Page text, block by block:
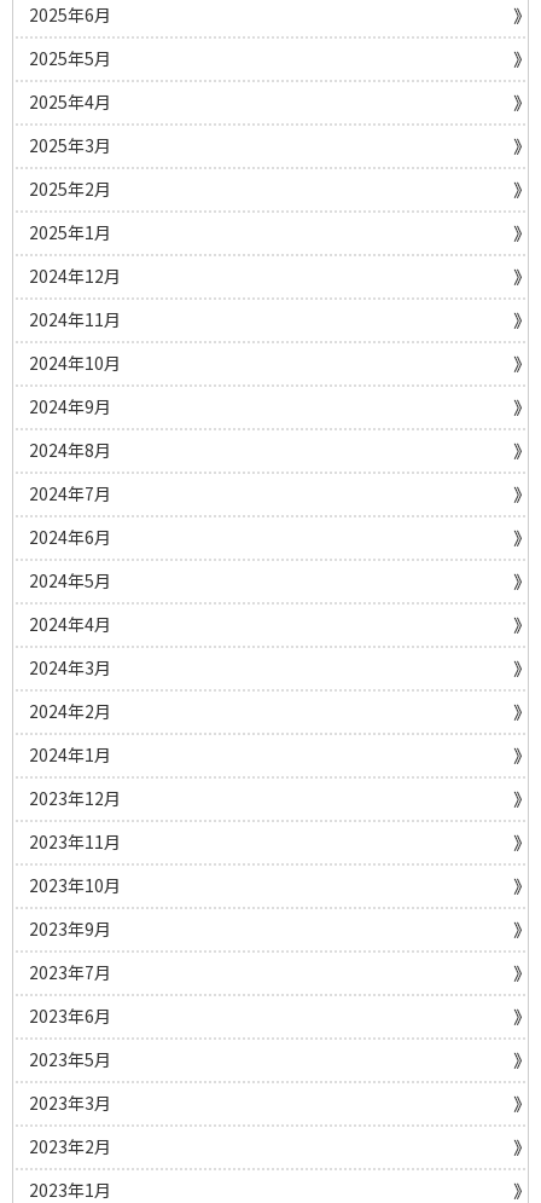
2025年6月
2025年5月
2025年4月
2025年3月
2025年2月
2025年1月
2024年12月
2024年11月
2024年10月
2024年9月
2024年8月
2024年7月
2024年6月
2024年5月
2024年4月
2024年3月
2024年2月
2024年1月
2023年12月
2023年11月
2023年10月
2023年9月
2023年7月
2023年6月
2023年5月
2023年3月
2023年2月
2023年1月